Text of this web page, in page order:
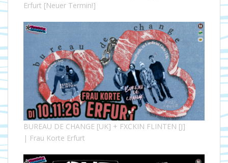
Erfurt [Neuer Termin!]
BUREAU DE CHANGE [UK] + FXCKIN FLINTEN [J]
| Frau Korte Erfurt